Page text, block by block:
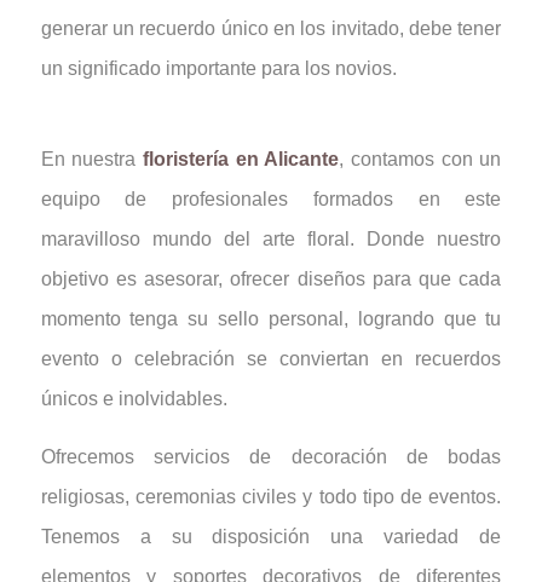
generar un recuerdo único en los invitado, debe tener
un significado importante para los novios.
En nuestra floristería en Alicante, contamos con un
equipo de profesionales formados en este
maravilloso mundo del arte floral. Donde nuestro
objetivo es asesorar, ofrecer diseños para que cada
momento tenga su sello personal, logrando que tu
evento o celebración se conviertan en recuerdos
únicos e inolvidables.
Ofrecemos servicios de decoración de bodas
religiosas, ceremonias civiles y todo tipo de eventos.
Tenemos a su disposición una variedad de
elementos y soportes decorativos de diferentes